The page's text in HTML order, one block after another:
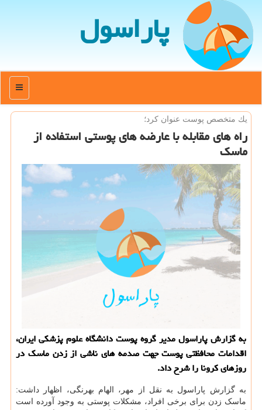
پاراسول
منو
یك متخصص پوست عنوان كرد؛
راه های مقابله با عارضه های پوستی استفاده از
ماسك
به گزارش پاراسول مدیر گروه پوست دانشگاه علوم پزشكی ایران،
اقدامات محافظتی پوست جهت صدمه های ناشی از زدن ماسك در
روزهای كرونا را شرح داد.
به گزارش پاراسول به نقل از مهر، الهام بهرنگی، اظهار داشت:
ماسک زدن برای برخی افراد، مشکلات پوستی به وجود آورده است